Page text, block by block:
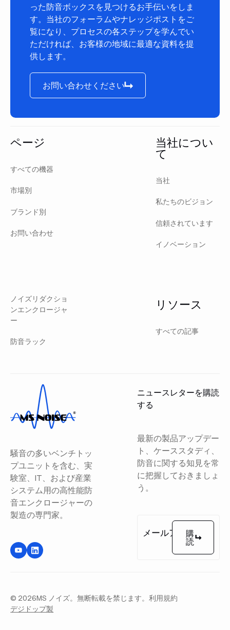
った防音ボックスを見つけるお手伝いをしま
す。当社のフォーラムやナレッジポストをご
覧になり、プロセスの各ステップを学んでい
ただければ、お客様の地域に最適な資料を提
供します。
お問い合わせください
お問い合わせください
ページ
すべての機器
市場別
ブランド別
お問い合わせ
ノイズリダクショ
ンエンクロージャ
ー
防音ラック
当社につい
て
当社
私たちのビジョン
信頼されています
イノベーション
リソース
すべての記事
騒音の多いベンチトッ
プユニットを含む、実
験室、IT、および産業
システム用の高性能防
音エンクロージャーの
製造の専門家。
ニュースレターを購読
する
最新の製品アップデー
ト、ケーススタディ、
防音に関する知見を常
に把握しておきましょ
う。
購読
購
読
© 2026MS ノイズ。無断転載を禁じます。利用規約
デジドップ製